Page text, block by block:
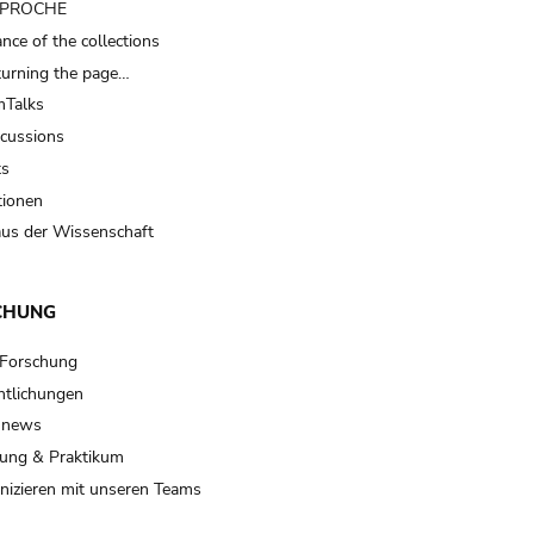
of the collections
the page…
der Wissenschaft
& Praktikum
mit unseren Teams